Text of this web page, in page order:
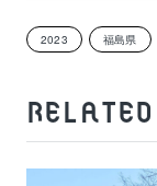
2023 福島県
RELATED